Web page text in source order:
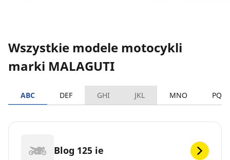
Wszystkie modele motocykli
marki MALAGUTI
ABC DEF GHI JKL MNO PQRS
Blog 125 ie